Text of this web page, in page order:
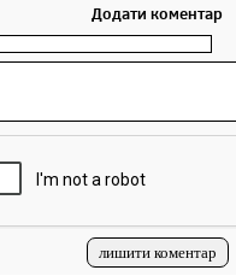
Додати коментар